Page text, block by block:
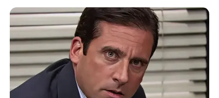
Azərbaycanda bu şəxslər 50 min
manatadək cərimələnəcək